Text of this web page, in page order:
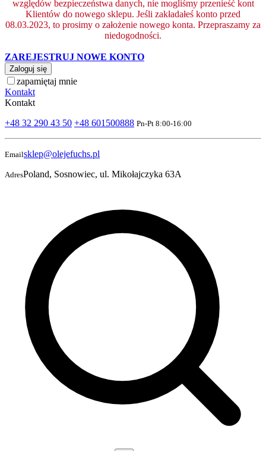
względów bezpieczeństwa danych, nie mogliśmy przenieść kont
Klientów do nowego sklepu. Jeśli zakładałeś konto przed
08.03.2023, to prosimy o założenie nowego konta. Przepraszamy za
niedogodności.
ZAREJESTRUJ NOWE KONTO
Zaloguj się
zapamiętaj mnie
Kontakt
Kontakt
+48 32 290 43 50 +48 601500888 Pn-Pt 8:00-16:00
Emailsklep@olejefuchs.pl
AdresPoland, Sosnowiec, ul. Mikołajczyka 63A